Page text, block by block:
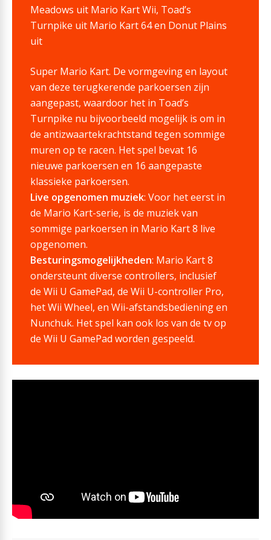
Meadows uit Mario Kart Wii, Toad’s
Turnpike uit Mario Kart 64 en Donut Plains
uit
Super Mario Kart. De vormgeving en layout
van deze terugkerende parkoersen zijn
aangepast, waardoor het in Toad’s
Turnpike nu bijvoorbeeld mogelijk is om in
de antizwaartekrachtstand tegen sommige
muren op te racen. Het spel bevat 16
nieuwe parkoersen en 16 aangepaste
klassieke parkoersen.
Live opgenomen muziek: Voor het eerst in
de Mario Kart-serie, is de muziek van
sommige parkoersen in Mario Kart 8 live
opgenomen.
Besturingsmogelijkheden: Mario Kart 8
ondersteunt diverse controllers, inclusief
de Wii U GamePad, de Wii U-controller Pro,
het Wii Wheel, en Wii-afstandsbediening en
Nunchuk. Het spel kan ook los van de tv op
de Wii U GamePad worden gespeeld.